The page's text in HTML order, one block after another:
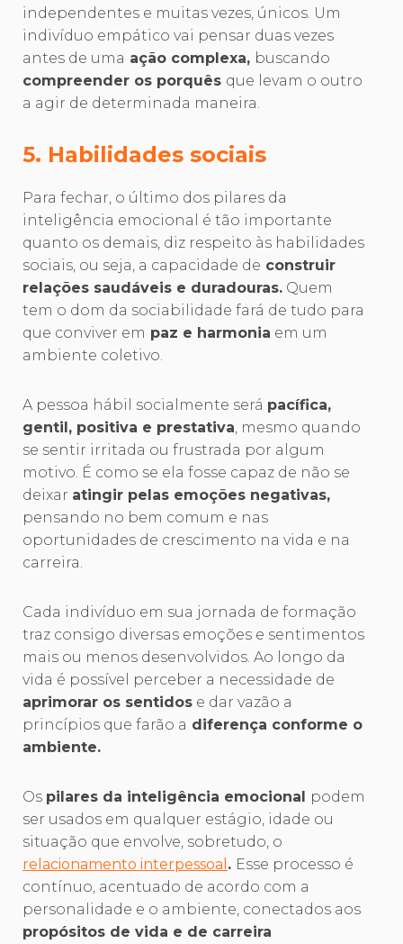
independentes e muitas vezes, únicos. Um
indivíduo empático vai pensar duas vezes
antes de uma ação complexa, buscando
compreender os porquês que levam o outro
a agir de determinada maneira.
5. Habilidades sociais
Para fechar, o último dos pilares da
inteligência emocional é tão importante
quanto os demais, diz respeito às habilidades
sociais, ou seja, a capacidade de construir
relações saudáveis e duradouras. Quem
tem o dom da sociabilidade fará de tudo para
que conviver em paz e harmonia em um
ambiente coletivo.
A pessoa hábil socialmente será pacífica,
gentil, positiva e prestativa, mesmo quando
se sentir irritada ou frustrada por algum
motivo. É como se ela fosse capaz de não se
deixar atingir pelas emoções negativas,
pensando no bem comum e nas
oportunidades de crescimento na vida e na
carreira.
Cada indivíduo em sua jornada de formação
traz consigo diversas emoções e sentimentos
mais ou menos desenvolvidos. Ao longo da
vida é possível perceber a necessidade de
aprimorar os sentidos e dar vazão a
princípios que farão a diferença conforme o
ambiente.
Os pilares da inteligência emocional podem
ser usados em qualquer estágio, idade ou
situação que envolve, sobretudo, o
relacionamento interpessoal . Esse processo é
contínuo, acentuado de acordo com a
personalidade e o ambiente, conectados aos
propósitos de vida e de carreira